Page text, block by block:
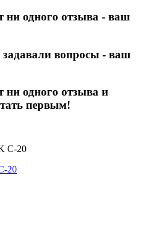
ни одного отзыва - ваш
задавали вопросы - ваш
ни одного отзыва и
первым!
20